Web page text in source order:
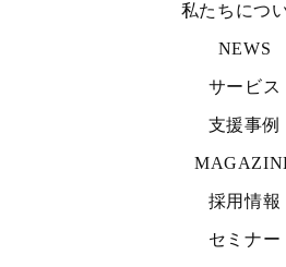
私たちにつ
NEWS
サービス
支援事例
採用情報
セミナー